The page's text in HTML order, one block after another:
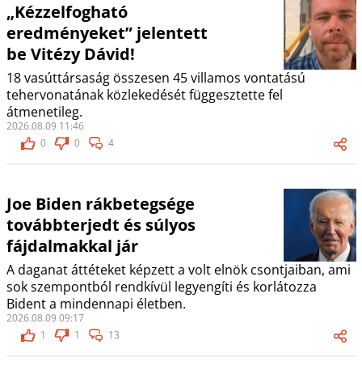
„Kézzelfogható
eredményeket” jelentett
be Vitézy Dávid!
18 vasúttársaság összesen 45 villamos vontatású
tehervonatának közlekedését függesztette fel
átmenetileg.
2026.08.09 11:46
0
0 4
Joe Biden rákbetegsége
továbbterjedt és súlyos
fájdalmakkal jár
A daganat áttéteket képzett a volt elnök csontjaiban, ami
sok szempontból rendkívül legyengíti és korlátozza
Bident a mindennapi életben.
2026.08.09 09:17
1
1 13